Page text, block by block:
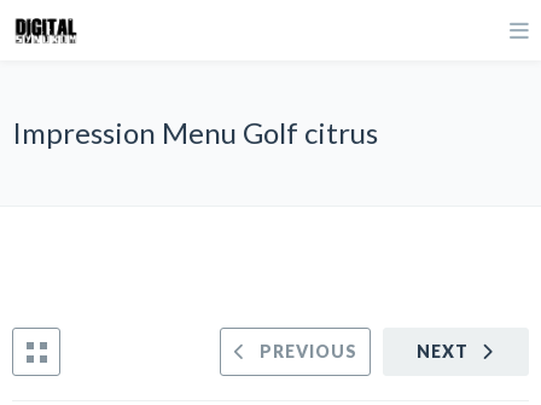
Impression Menu Golf citrus
NEXT
PREVIOUS